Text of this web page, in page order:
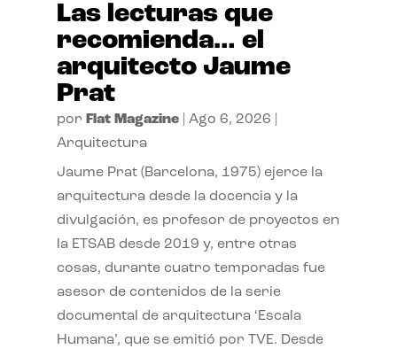
Las lecturas que
recomienda… el
arquitecto Jaume
Prat
por Flat Magazine| Ago 6, 2026
Arquitectura
Jaume Prat (Barcelona, 1975) ejerce la
arquitectura desde la docencia y la
divulgación, es profesor de proyectos en
la ETSAB desde 2019 y, entre otras
cosas, durante cuatro temporadas fue
asesor de contenidos de la serie
documental de arquitectura ‘Escala
Humana’, que se emitió por TVE. Desde